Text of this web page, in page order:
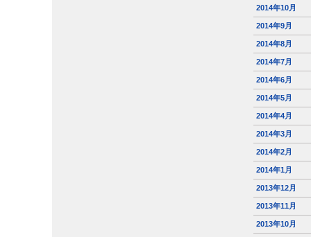
2014年10月
2014年9月
2014年8月
2014年7月
2014年6月
2014年5月
2014年4月
2014年3月
2014年2月
2014年1月
2013年12月
2013年11月
2013年10月